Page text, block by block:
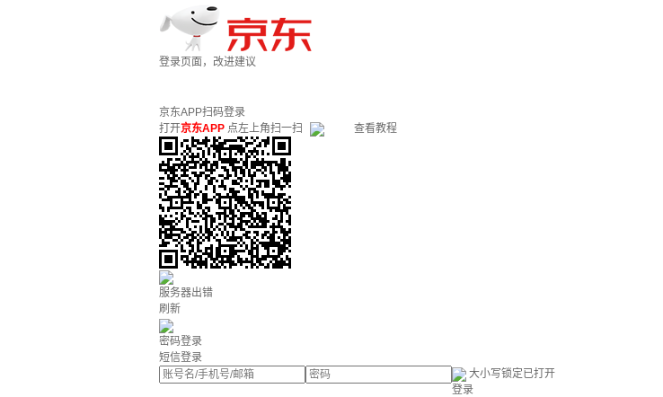
登录页面，改进建议
京东APP扫码登录
打开京东APP 点左上角扫一扫 查看教程
服务器出错
刷新
密码登录
短信登录
大小写锁定已打开
登录